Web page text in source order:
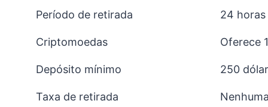
Período de retirada 24 horas
Criptomoedas Oferece
Depósito mínimo 250
Taxa de retirada